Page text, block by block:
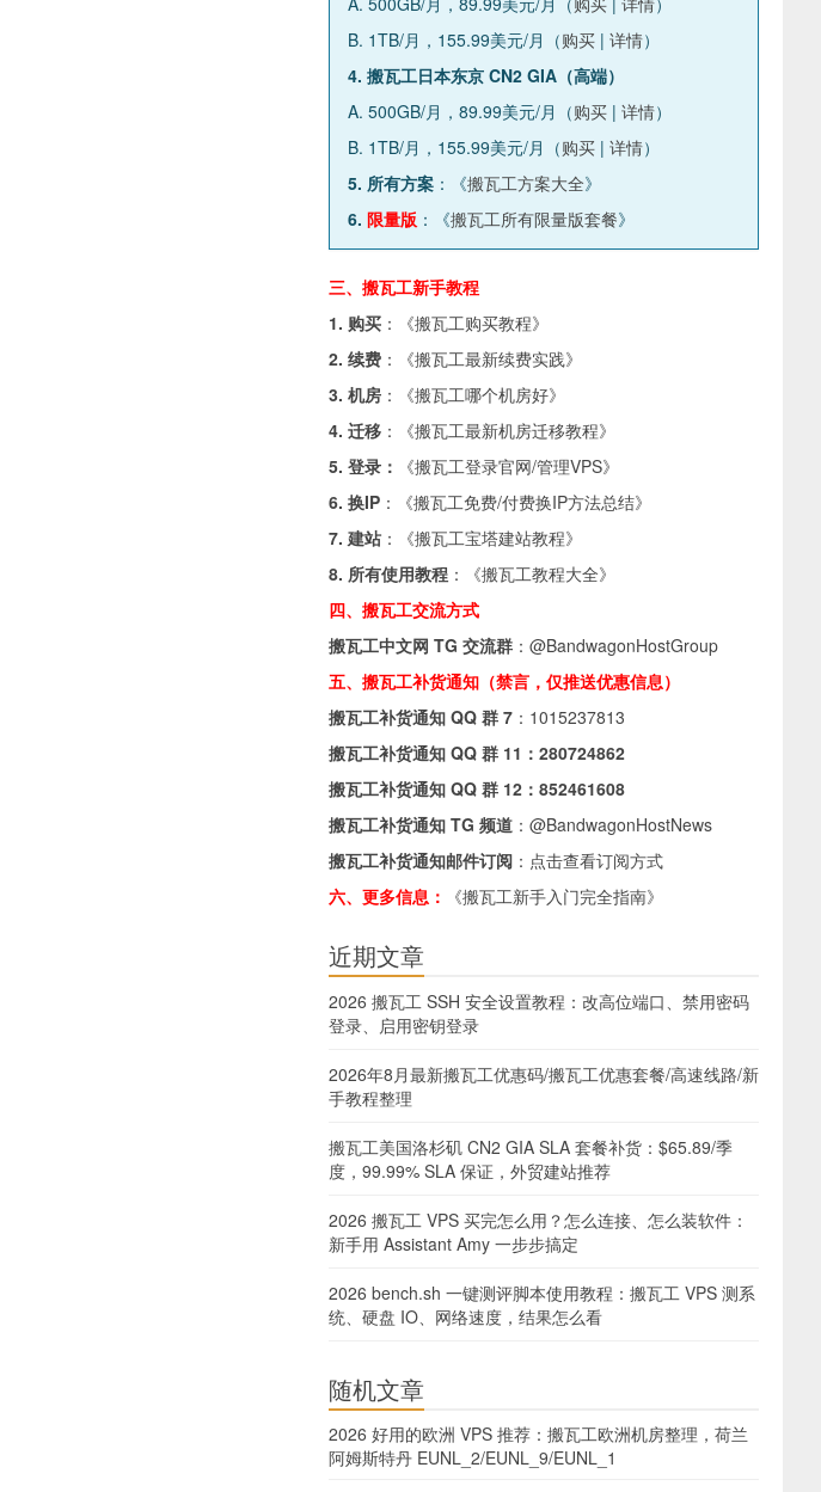
B. 1TB/月，155.99美元/月（购买 | 详情）
4. 搬瓦工日本东京 CN2 GIA（高端）
A. 500GB/月，89.99美元/月（购买 | 详情）
B. 1TB/月，155.99美元/月（购买 | 详情）
5. 所有方案 ：《搬瓦工方案大全》
6. 限量版 ：《搬瓦工所有限量版套餐》
三、搬瓦工新手教程
1. 购买 ：《搬瓦工购买教程》
2. 续费 ：《搬瓦工最新续费实践》
3. 机房 ：《搬瓦工哪个机房好》
4. 迁移 ：《搬瓦工最新机房迁移教程》
5. 登录：
《搬瓦工登录官网/管理VPS》
6. 换IP ：《搬瓦工免费/付费换IP方法总结》
7. 建站 ：《搬瓦工宝塔建站教程》
8. 所有使用教程 ：《搬瓦工教程大全》
四、搬瓦工交流方式
搬瓦工中文网 TG 交流群 ： @BandwagonHostGroup
五、搬瓦工补货通知（禁言，仅推送优惠信息）
搬瓦工补货通知 QQ 群 7 ： 1015237813
搬瓦工补货通知 QQ 群 11： 280724862
搬瓦工补货通知 QQ 群 12： 852461608
搬瓦工补货通知 TG 频道 ： @BandwagonHostNews
搬瓦工补货通知邮件订阅 ： 点击查看订阅方式
六、更多信息：
《搬瓦工新手入门完全指南》
近期文章
2026 搬瓦工 SSH 安全设置教程：改高位端口、禁用密码
登录、启用密钥登录
2026年8月最新搬瓦工优惠码/搬瓦工优惠套餐/高速线路/新
手教程整理
搬瓦工美国洛杉矶 CN2 GIA SLA 套餐补货：$65.89/季
度，99.99% SLA 保证，外贸建站推荐
2026 搬瓦工 VPS 买完怎么用？怎么连接、怎么装软件：
新手用 Assistant Amy 一步步搞定
2026 bench.sh 一键测评脚本使用教程：搬瓦工 VPS 测系
统、硬盘 IO、网络速度，结果怎么看
随机文章
2026 好用的欧洲 VPS 推荐：搬瓦工欧洲机房整理，荷兰
阿姆斯特丹 EUNL_2/EUNL_9/EUNL_1